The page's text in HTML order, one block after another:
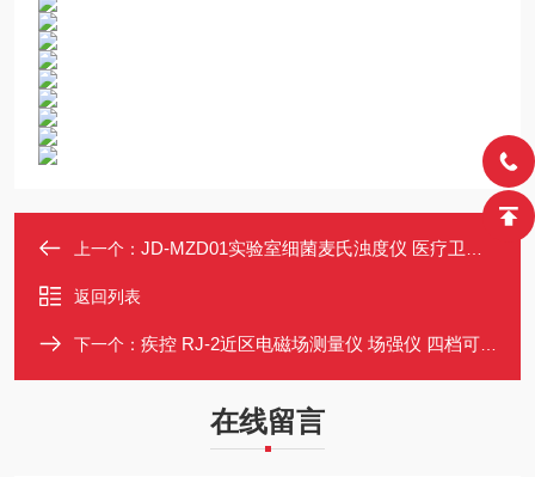
上一个： JD-MZD01实验室细菌麦氏浊度仪 医疗卫生科研检疫 细菌悬液浓度检测
返回列表
下一个： 疾控 RJ-2近区电磁场测量仪 场强仪 四档可切换量程 劳动卫生环保适用
在线留言